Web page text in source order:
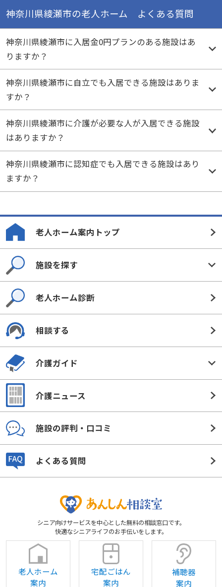
神奈川県綾瀬市の老人ホーム よくある質問
神奈川県綾瀬市に入居金0円プランのある施設はあ
りますか？
神奈川県綾瀬市に自立でも入居できる施設はありま
すか？
神奈川県綾瀬市に介護が必要な人が入居できる施設
はありますか？
神奈川県綾瀬市に認知症でも入居できる施設はあり
ますか？
老人ホーム案内トップ
施設を探す
老人ホーム診断
相談する
介護ガイド
介護ニュース
施設の評判・口コミ
よくある質問
シニア向けサービスを中心とした無料の相談窓口です。
快適なシニアライフのお手伝いをします。
老人ホーム
案内
宅配ごはん
案内
補聴器
案内